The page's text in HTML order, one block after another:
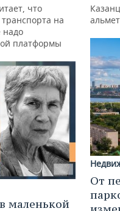
что
на
надо
платформы
маленькой
От